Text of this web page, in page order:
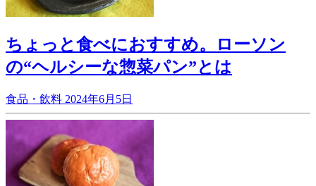
ちょっと食べにおすすめ。ローソン
の“ヘルシーな惣菜パン”とは
食品・飲料 2024年6月5日